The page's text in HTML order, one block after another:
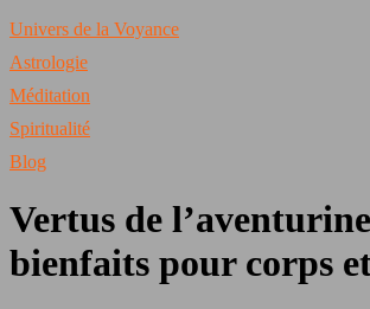
Univers de la Voyance
Astrologie
Méditation
Spiritualité
Blog
Vertus de
bienfaits pour corps